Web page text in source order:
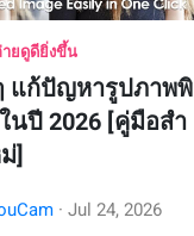
ยดูดียิ่งขึ้น
แก้ปัญหารูปภาพพิ
นปี 2026 [คู่มือสำ
]
· Jul 24, 2026